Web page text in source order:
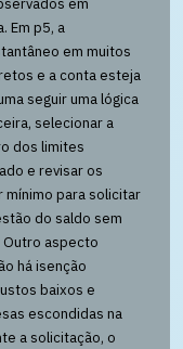
em
Em p5, a
em muitos
e a conta esteja
seguir uma lógica
selecionar a
dos limites
e revisar os
mínimo para solicitar
do saldo sem
Outro aspecto
há isenção
baixos e
escondidas na
a solicitação, o